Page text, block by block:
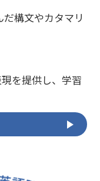
構文やカタマリ
を提供し、学習